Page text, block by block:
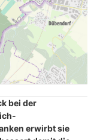
bei der
erwirbt sie